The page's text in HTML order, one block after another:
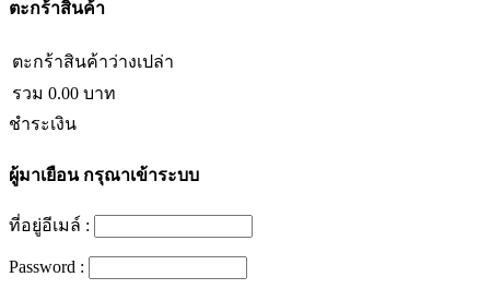
ตะกร้าสินค้า
ตะกร้าสินค้าว่างเปล่า
รวม 0.00 บาท
ชำระเงิน
ผู้มาเยือนกรุณาเข้าระบบ
ที่อยู่อีเมล์ :
Password :